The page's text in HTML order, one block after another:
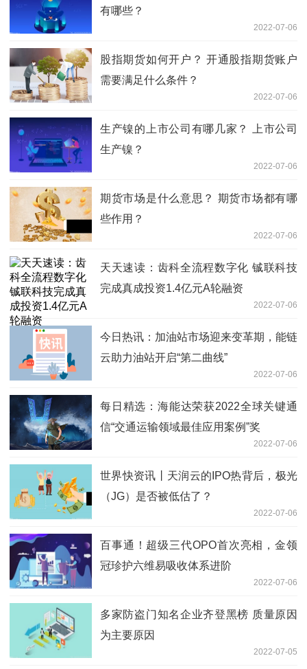
有哪些？
2022-07-06
股指期货如何开户？ 开通股指期货账户
需要满足什么条件？
2022-07-06
生产镍的上市公司有哪几家？ 上市公司
生产镍？
2022-07-06
期货市场是什么意思？ 期货市场都有哪
些作用？
2022-07-06
天天速读：齿科全流程数字化 铖联科技
完成真成投资1.4亿元A轮融资
2022-07-06
今日热讯：加油站市场迎来变革期，能链
云助力油站开启“第二曲线”
2022-07-06
每日精选：海能达荣获2022全球关键通
信“交通运输领域最佳应用案例”奖
2022-07-06
世界快资讯丨天润云的IPO热背后，极光
（JG）是否被低估了？
2022-07-06
百事通！超级三代OPO首次亮相，金领
冠珍护六维易吸收体系进阶
2022-07-06
多家防盗门知名企业齐登黑榜 质量原因
为主要原因
2022-07-05